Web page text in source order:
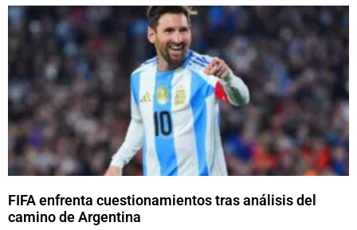
FIFA enfrenta cuestionamientos tras análisis del
camino de Argentina